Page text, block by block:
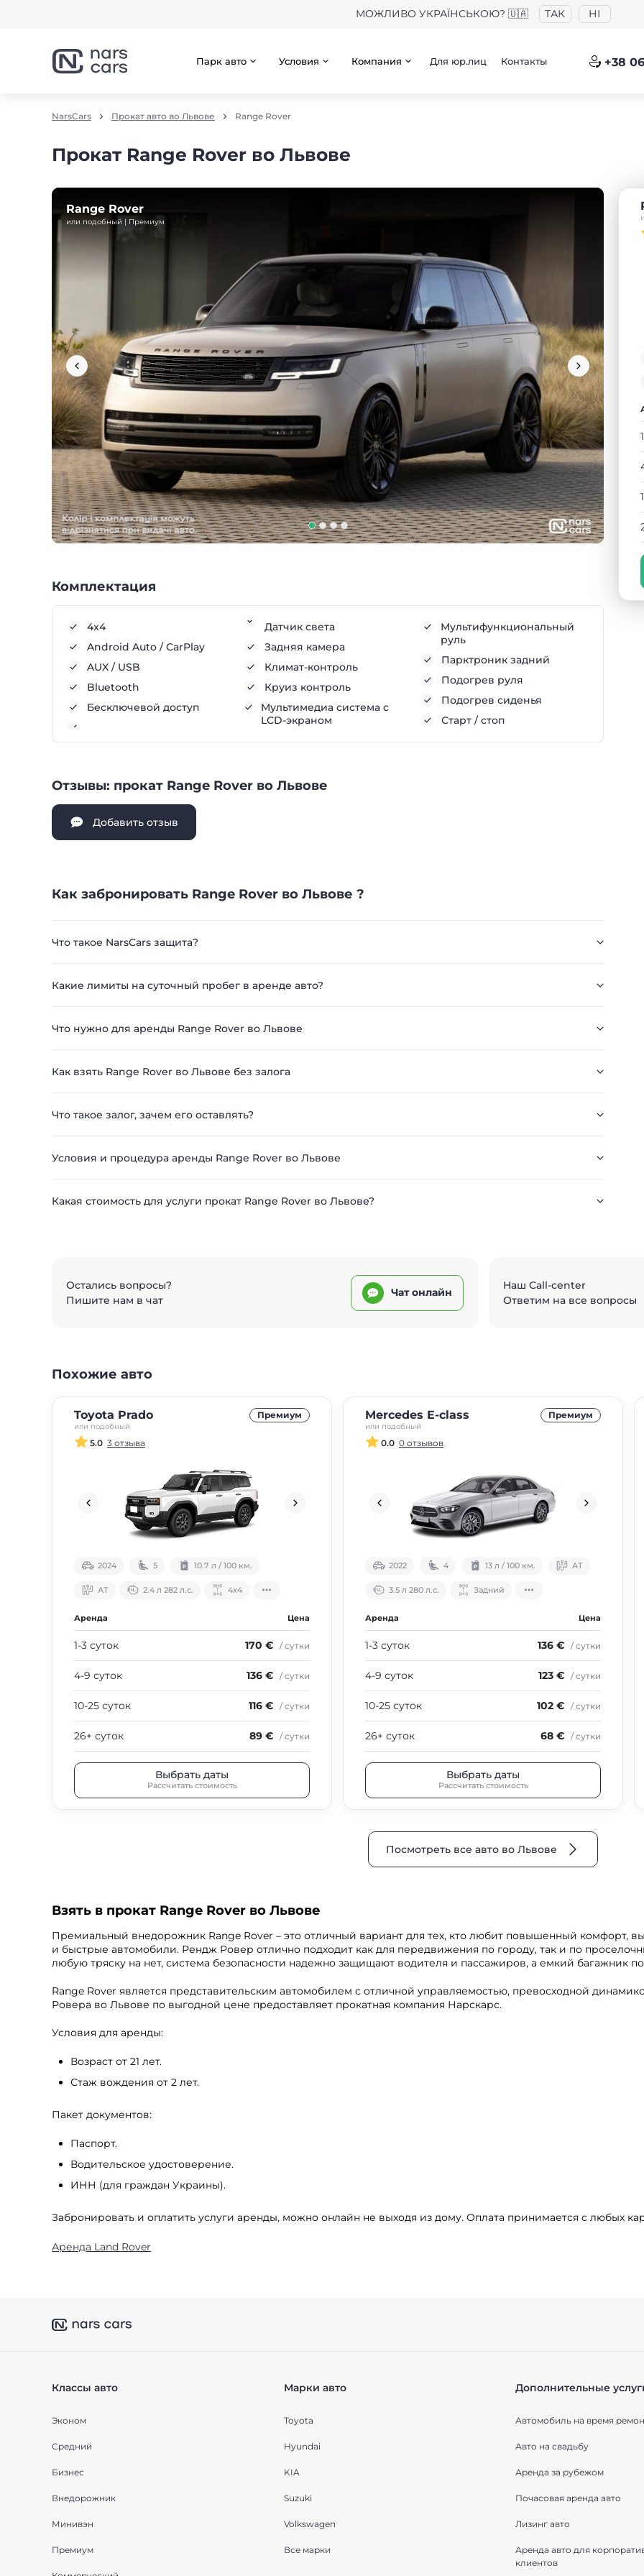
МОЖЛИВО УКРАЇНСЬКОЮ? 🇺🇦 ТАК НІ
Парк авто Условия Компания Для юр.лиц Контакты +38
NarsCars Прокат авто во Львове Range Rover
Прокат Range Rover во Львове
Range Rover
или подобный | Премиум
Комплектация
4x4
Android Auto / CarPlay
AUX / USB
Bluetooth
Бесключевой доступ
Датчик света
Задняя камера
Климат-контроль
Круиз контроль
Мультимедиа система с
LCD-экраном
Мультифункциональный
руль
Парктроник задний
Подогрев руля
Подогрев сиденья
Старт / стоп
Отзывы: прокат Range Rover во Львове
Добавить отзыв
Как забронировать Range Rover во Львове ?
Что такое NarsCars защита?
Какие лимиты на суточный пробег в аренде авто?
Что нужно для аренды Range Rover во Львове
Как взять Range Rover во Львове без залога
Что такое залог, зачем его оставлять?
Условия и процедура аренды Range Rover во Львове
Какая стоимость для услуги прокат Range Rover во Львове?
Остались вопросы?
Пишите нам в чат
Чат онлайн
Наш Call-center
Ответим на все вопросы
Похожие авто
Toyota Prado
или подобный
Премиум
5.0 3 отзыва
2024 5 10.7 л / 100 км.
АТ 2.4 л 282 л.с. 4х4
Аренда Цена
1-3 суток 170 € / сутки
4-9 суток 136 € / сутки
10-25 суток 116 € / сутки
26+ суток 89 € / сутки
Выбрать даты
Рассчитать стоимость
Mercedes E-class
или подобный
Премиум
0.0 0 отзывов
2022 4 13 л / 100 км. АТ
3.5 л 280 л.с. Задний
Аренда Цена
1-3 суток 136 € / сутки
4-9 суток 123 € / сутки
10-25 суток 102 € / сутки
26+ суток 68 € / сутки
Выбрать даты
Рассчитать стоимость
Посмотреть все авто во Львове
Взять в прокат Range Rover во Львове
Премиальный внедорожник Range Rover – это отличный вариант для тех, кто любит повышенный комфорт,
и быстрые автомобили. Рендж Ровер отлично подходит как для передвижения по городу, так и по
любую тряску на нет, система безопасности надежно защищают водителя и пассажиров, а емкий багажник
Range Rover является представительским автомобилем с отличной управляемостью, превосходной
Ровера во Львове по выгодной цене предоставляет прокатная компания Нарскарс.
Условия для аренды:
Возраст от 21 лет.
Стаж вождения от 2 лет.
Пакет документов:
Паспорт.
Водительское удостоверение.
ИНН (для граждан Украины).
Забронировать и оплатить услуги аренды, можно онлайн не выходя из дому. Оплата принимается с любых
Аренда Land Rover
Классы авто
Эконом
Средний
Бизнес
Внедорожник
Минивэн
Премиум
Марки авто
Toyota
Hyundai
KIA
Suzuki
Volkswagen
Все марки
Дополнительные
Автомобиль на время
Авто на свадьбу
Аренда за рубежом
Почасовая аренда авто
Лизинг авто
Аренда авто для
клиентов